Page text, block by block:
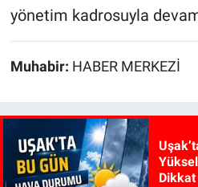
yönetim kadrosuyla
Muhabir: HABER MERKEZİ
Dikkat